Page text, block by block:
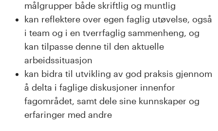
målgrupper både skriftlig og muntlig
kan reflektere over egen faglig utøvelse, også
i team og i en tverrfaglig sammenheng, og
kan tilpasse denne til den aktuelle
arbeidssituasjon
kan bidra til utvikling av god praksis gjennom
å delta i faglige diskusjoner innenfor
fagområdet, samt dele sine kunnskaper og
erfaringer med andre